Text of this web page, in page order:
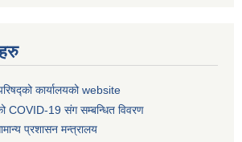
कार्यालयको website
COVID-19 संग सम्बन्धित विवरण
प्रशासन मन्त्रालय